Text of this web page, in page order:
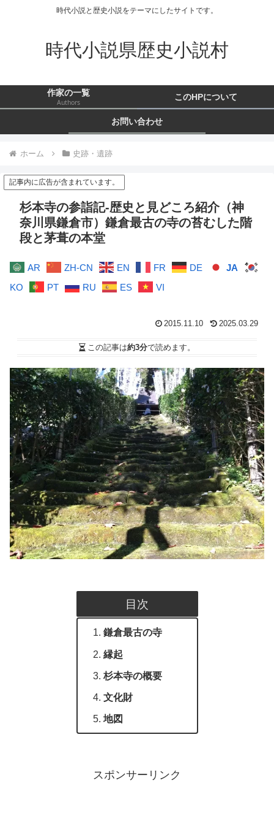
時代小説と歴史小説をテーマにしたサイトです。
時代小説県歴史小説村
作家の一覧
Authors
このHPについて
お問い合わせ
ホーム 史跡・遺跡
記事内に広告が含まれています。
杉本寺の参詣記-歴史と見どころ紹介（神
奈川県鎌倉市）鎌倉最古の寺の苔むした階
段と茅葺の本堂
AR ZH-CN EN FR DE
JA
KO
PT RU ES VI
2015.11.10 2025.03.29
この記事は約3分で読めます。
目次
鎌倉最古の寺
縁起
杉本寺の概要
文化財
地図
スポンサーリンク